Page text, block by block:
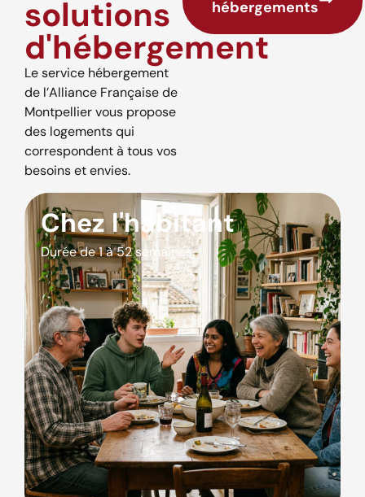
solutions
d'hébergement
Le service hébergement
de l’Alliance Française de
Montpellier vous propose
des logements qui
correspondent à tous vos
besoins et envies.
hébergements
Chez l'habitant
Durée de 1 à 52 semaines